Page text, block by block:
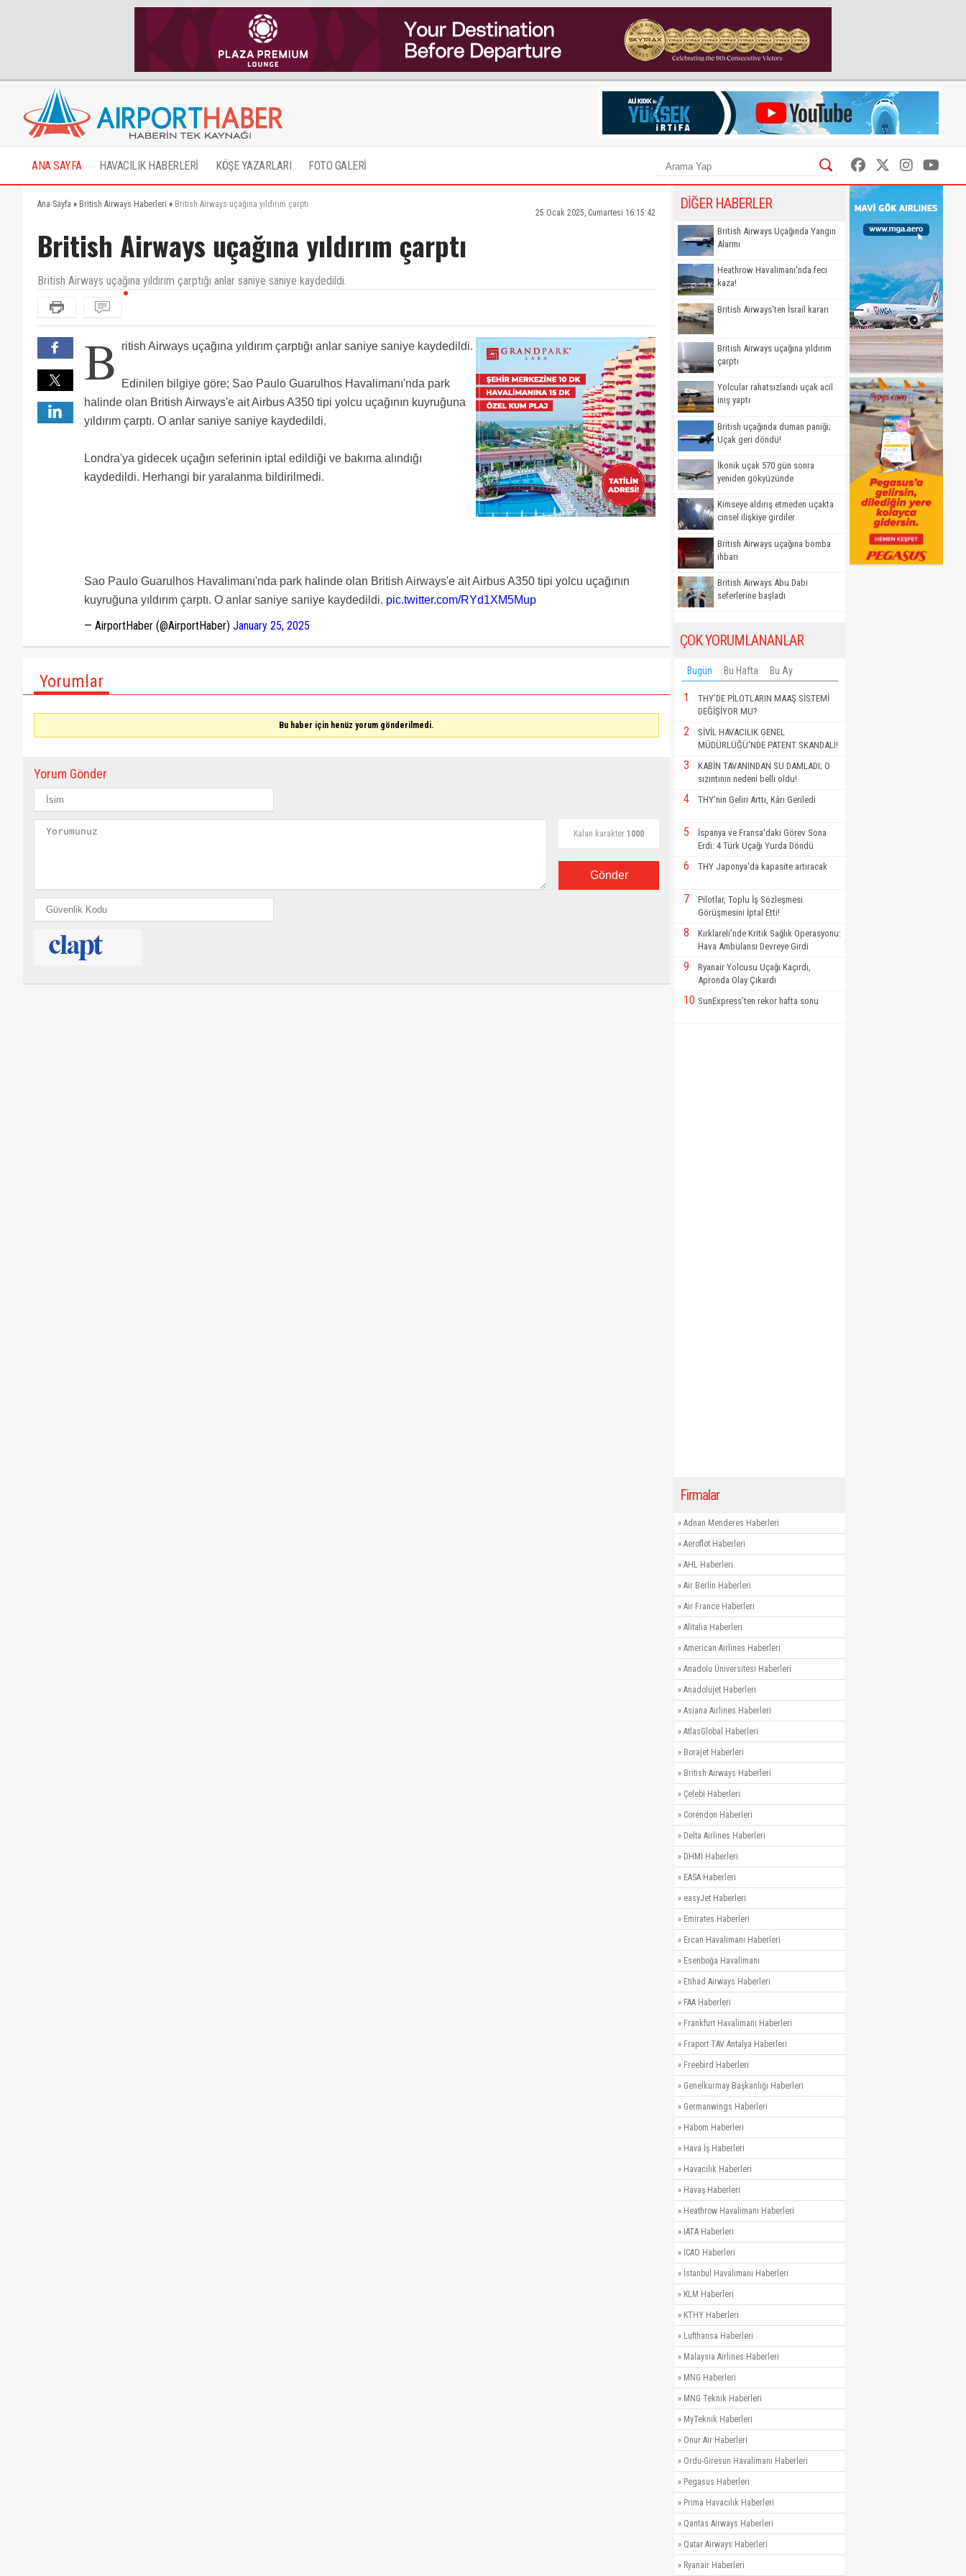
ANA SAYFA HAVACILIK HABERLERİ KÖŞE YAZARLARI FOTO GALERİ
Ana Sayfa » British Airways Haberleri » British Airways uçağına yıldırım çarptı
25 Ocak 2025, Cumartesi 16:15:42
British Airways uçağına yıldırım çarptı
British Airways uçağına yıldırım çarptığı anlar saniye saniye kaydedildi.
B ritish Airways uçağına yıldırım çarptığı anlar saniye saniye kaydedildi.
Edinilen bilgiye göre; Sao Paulo Guarulhos Havalimanı'nda park
halinde olan British Airways'e ait Airbus A350 tipi yolcu uçağının kuyruğuna
yıldırım çarptı. O anlar saniye saniye kaydedildi.
Londra'ya gidecek uçağın seferinin iptal edildiği ve bakıma alındığı
kaydedildi. Herhangi bir yaralanma bildirilmedi.
Sao Paulo Guarulhos Havalimanı'nda park halinde olan British Airways'e ait Airbus A350 tipi yolcu uçağının
kuyruğuna yıldırım çarptı. O anlar saniye saniye kaydedildi. pic.twitter.com/RYd1XM5Mup
— AirportHaber (@AirportHaber) January 25, 2025
Yorumlar
Bu haber için henüz yorum gönderilmedi.
Yorum Gönder
Kalan karakter 1000
Gönder
DİĞER HABERLER
British Airways Uçağında Yangın
Alarmı
Heathrow Havalimanı'nda feci
kaza!
British Airways'ten İsrail kararı
British Airways uçağına yıldırım
çarptı
Yolcular rahatsızlandı uçak acil
iniş yaptı
British uçağında duman paniği;
Uçak geri döndü!
İkonik uçak 570 gün sonra
yeniden gökyüzünde
Kimseye aldırış etmeden uçakta
cinsel ilişkiye girdiler
British Airways uçağına bomba
ihbarı
British Airways Abu Dabi
seferlerine başladı
ÇOK YORUMLANANLAR
Bugün Bu Hafta Bu Ay
1
THY’DE PİLOTLARIN MAAŞ SİSTEMİ
DEĞİŞİYOR MU?
2
SİVİL HAVACILIK GENEL
MÜDÜRLÜĞÜ'NDE PATENT SKANDALI!
3
KABİN TAVANINDAN SU DAMLADI; O
sızıntının nedeni belli oldu!
4 THY’nin Geliri Arttı, Kârı Geriledi
5
İspanya ve Fransa'daki Görev Sona
Erdi: 4 Türk Uçağı Yurda Döndü
6 THY Japonya'da kapasite artıracak
7
Pilotlar, Toplu İş Sözleşmesi
Görüşmesini İptal Etti!
8
Kırklareli'nde Kritik Sağlık Operasyonu:
Hava Ambulansı Devreye Girdi
9
Ryanair Yolcusu Uçağı Kaçırdı,
Apronda Olay Çıkardı
10 SunExpress’ten rekor hafta sonu
Firmalar
» Adnan Menderes Haberleri
» Aeroflot Haberleri
» AHL Haberleri
» Air Berlin Haberleri
» Air France Haberleri
» Alitalia Haberleri
» American Airlines Haberleri
» Anadolu Üniversitesi Haberleri
» Anadolujet Haberleri
» Asiana Airlines Haberleri
» AtlasGlobal Haberleri
» Borajet Haberleri
» British Airways Haberleri
» Çelebi Haberleri
» Corendon Haberleri
» Delta Airlines Haberleri
» DHMİ Haberleri
» EASA Haberleri
» easyJet Haberleri
» Emirates Haberleri
» Ercan Havalimanı Haberleri
» Esenboğa Havalimanı
» Etihad Airways Haberleri
» FAA Haberleri
» Frankfurt Havalimanı Haberleri
» Fraport TAV Antalya Haberleri
» Freebird Haberleri
» Genelkurmay Başkanlığı Haberleri
» Germanwings Haberleri
» Habom Haberleri
» Hava İş Haberleri
» Havacılık Haberleri
» Havaş Haberleri
» Heathrow Havalimanı Haberleri
» IATA Haberleri
» ICAO Haberleri
» İstanbul Havalimanı Haberleri
» KLM Haberleri
» KTHY Haberleri
» Lufthansa Haberleri
» Malaysia Airlines Haberleri
» MNG Haberleri
» MNG Teknik Haberleri
» MyTeknik Haberleri
» Onur Air Haberleri
» Ordu-Giresun Havalimanı Haberleri
» Pegasus Haberleri
» Prima Havacılık Haberleri
» Qantas Airways Haberleri
» Qatar Airways Haberleri
» Ryanair Haberleri